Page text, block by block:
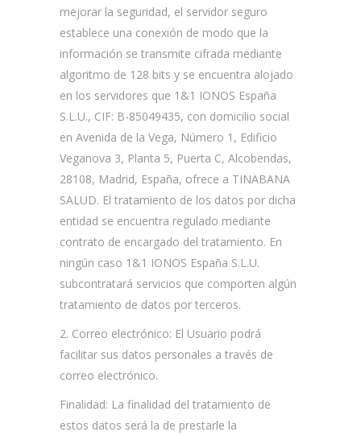
mejorar la seguridad, el servidor seguro
establece una conexión de modo que la
información se transmite cifrada mediante
algoritmo de 128 bits y se encuentra alojado
en los servidores que 1&1 IONOS España
S.L.U., CIF: B-85049435, con domicilio social
en Avenida de la Vega, Número 1, Edificio
Veganova 3, Planta 5, Puerta C, Alcobendas,
28108, Madrid, España, ofrece a TINABANA
SALUD. El tratamiento de los datos por dicha
entidad se encuentra regulado mediante
contrato de encargado del tratamiento. En
ningún caso 1&1 IONOS España S.L.U.
subcontratará servicios que comporten algún
tratamiento de datos por terceros.
2. Correo electrónico: El Usuario podrá
facilitar sus datos personales a través de
correo electrónico.
Finalidad: La finalidad del tratamiento de
estos datos será la de prestarle la